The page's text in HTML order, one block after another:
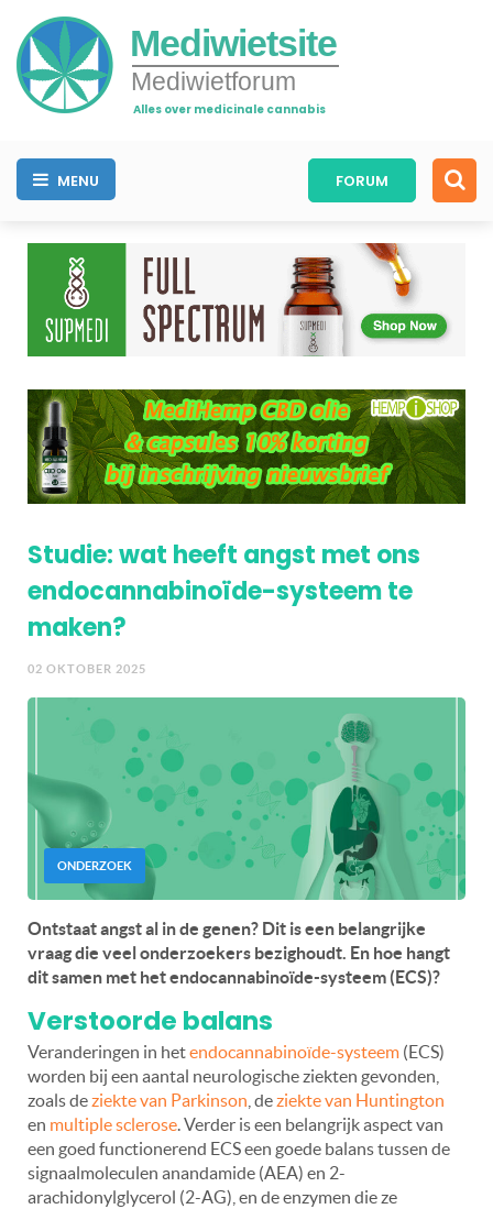
Mediwietsite
Mediwietforum
Alles over medicinale cannabis
MENU FORUM
Studie: wat heeft angst met ons
endocannabinoïde-systeem te
maken?
02 OKTOBER 2025
ONDERZOEK
Ontstaat angst al in de genen? Dit is een belangrijke
vraag die veel onderzoekers bezighoudt. En hoe hangt
dit samen met het endocannabinoïde-systeem (ECS)?
Verstoorde balans
Veranderingen in hetendocannabinoïde-systeem (ECS)
worden bij een aantal neurologische ziekten gevonden,
zoals deziekte van Parkinson , deziekte van Huntington
en multiple sclerose. Verder is een belangrijk aspect van
een goed functionerend ECS een goede balans tussen de
signaalmoleculen anandamide (AEA) en 2-
arachidonylglycerol (2-AG), en de enzymen die ze